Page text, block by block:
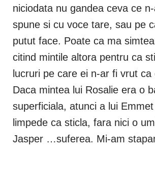
niciodata nu gandea ceva ce
spune si cu voce tare, sau pe
putut face. Poate ca ma
citind mintile altora pentru ca
lucruri pe care ei n-ar fi vrut ca
Daca mintea lui Rosalie era o
superficiala, atunci a lui
limpede ca sticla, fara nici o
Jasper …suferea. Mi-am